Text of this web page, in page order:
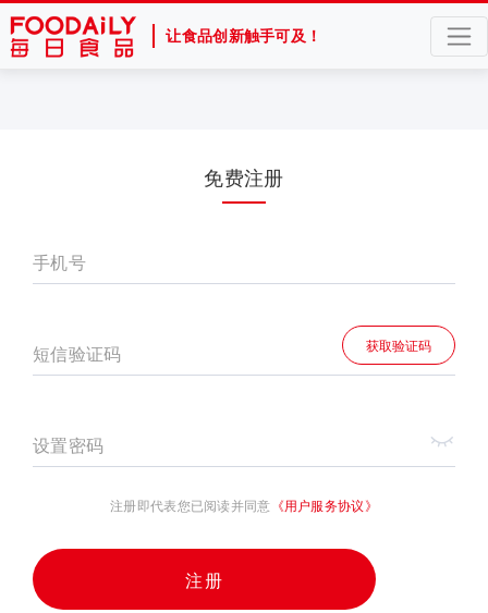
让食品创新触手可及！
免费注册
手机号
短信验证码 获取验证码
设置密码
注册即代表您已阅读并同意 《用户服务协议》
注册